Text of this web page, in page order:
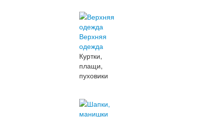
Верхняя
одежда
Куртки,
плащи,
пуховики